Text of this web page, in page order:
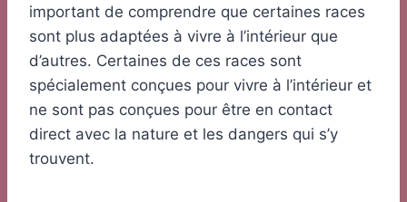
important de comprendre que certaines races
sont plus adaptées à vivre à l’intérieur que
d’autres. Certaines de ces races sont
spécialement conçues pour vivre à l’intérieur et
ne sont pas conçues pour être en contact
direct avec la nature et les dangers qui s’y
trouvent.